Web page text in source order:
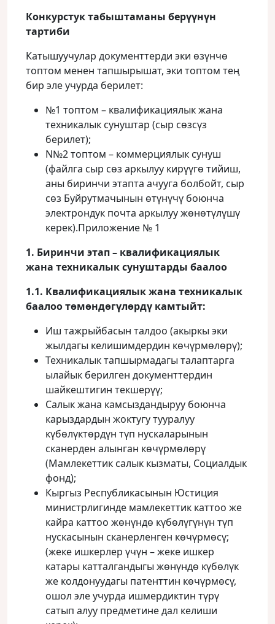
Конкурстук табыштаманы берүүнүн
тартиби
Катышуучулар документтерди эки өзүнчө
топтом менен тапшырышат, эки топтом тең
бир эле учурда берилет:
№1 топтом – квалификациялык жана
техникалык сунуштар (сыр сөзсүз
берилет);
N№2 топтом – коммерциялык сунуш
(файлга сыр сөз аркылуу кирүүгө тийиш,
аны биринчи этапта ачууга болбойт, сыр
сөз Буйрутмачынын өтүнүчү боюнча
электрондук почта аркылуу жөнөтүлүшү
керек).Приложение № 1
1. Биринчи этап – квалификациялык
жана техникалык сунуштарды баалоо
1.1. Квалификациялык жана техникалык
баалоо төмөндөгүлөрдү камтыйт:
Иш тажрыйбасын талдоо (акыркы эки
жылдагы келишимдердин көчүрмөлөрү);
Техникалык тапшырмадагы талаптарга
ылайык берилген документтердин
шайкештигин текшерүү;
Салык жана камсыздандыруу боюнча
карыздардын жоктугу тууралуу
күбөлүктөрдүн түп нускаларынын
сканерден алынган көчүрмөлөрү
(Мамлекеттик салык кызматы, Социалдык
фонд);
Кыргыз Республикасынын Юстиция
министрлигинде мамлекеттик каттоо же
кайра каттоо жөнүндө күбөлүгүнүн түп
нускасынын сканерленген көчүрмөсү;
(жеке ишкерлер үчүн – жеке ишкер
катары катталгандыгы жөнүндө күбөлүк
же колдонуудагы патенттин көчүрмөсү,
ошол эле учурда ишмердиктин түрү
сатып алуу предметине дал келиши